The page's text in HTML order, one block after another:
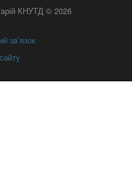
КНУТД © 2026
зв’язок